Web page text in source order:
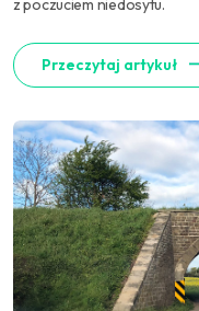
Przeczytaj artykuł